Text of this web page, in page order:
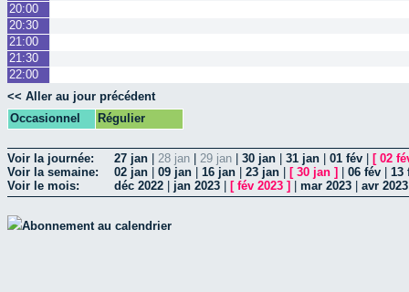
20:00
20:30
21:00
21:30
22:00
<< Aller au jour précédent
Occasionnel
Régulier
Voir la journée: 27 jan 28 jan 29 jan 30 jan 31 jan 01 fév [ 02
Voir la semaine:
02 jan 09 jan 16 jan 23 jan [ 30 jan ] 06 fév
13
Voir le mois:
déc 2022 jan 2023 [ fév 2023 ] mar 2023 avr 2023
Abonnement au calendrier